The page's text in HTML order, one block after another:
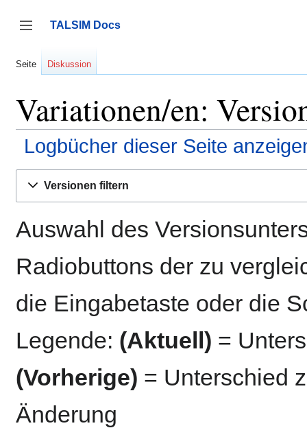
springen
Seitenleiste umschalten
TALSIM Docs
Seite Diskussion
Variationen/en:
Logbücher dieser Seite
Versionen filtern
Auswahl des
Radiobuttons der zu
die Eingabetaste oder die
Legende: (Aktuell) =
(Vorherige) = Unterschied
Änderung